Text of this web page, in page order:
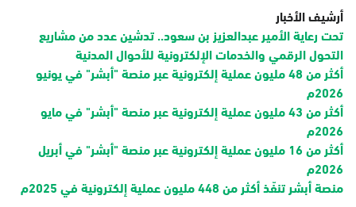
أرشيف الأخبار
تحت رعاية الأمير عبدالعزيز بن سعود.. تدشين عدد من مشاريع
التحول الرقمي والخدمات الإلكترونية للأحوال المدنية
أكثر من 48 مليون عملية إلكترونية عبر منصة "أبشر" في يونيو
2026م
أكثر من 43 مليون عملية إلكترونية عبر منصة "أبشر" في مايو
2026م
أكثر من 16 مليون عملية إلكترونية عبر منصة "أبشر" في أبريل
2026م
منصة أبشر تنفّذ أكثر من 448 مليون عملية إلكترونية في 2025م